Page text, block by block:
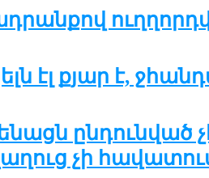
էլ քյար է,
ընդունված
չի